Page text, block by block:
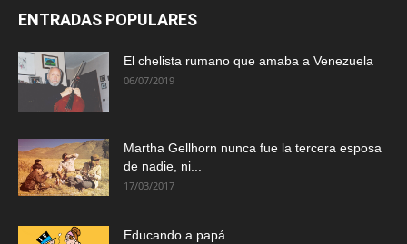
ENTRADAS POPULARES
El chelista rumano que amaba a Venezuela
06/07/2019
Martha Gellhorn nunca fue la tercera esposa
de nadie, ni...
17/03/2017
Educando a papá